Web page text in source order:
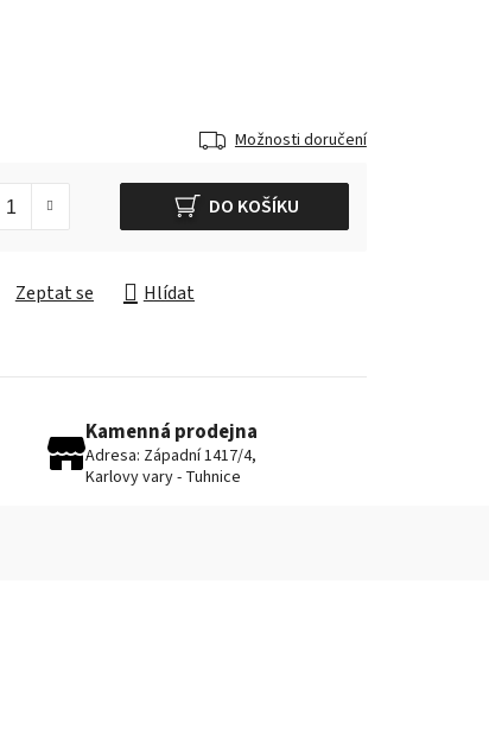
Možnosti doručení
DO KOŠÍKU
Zeptat se Hlídat
Kamenná prodejna
Adresa: Západní 1417/4,
Karlovy vary - Tuhnice